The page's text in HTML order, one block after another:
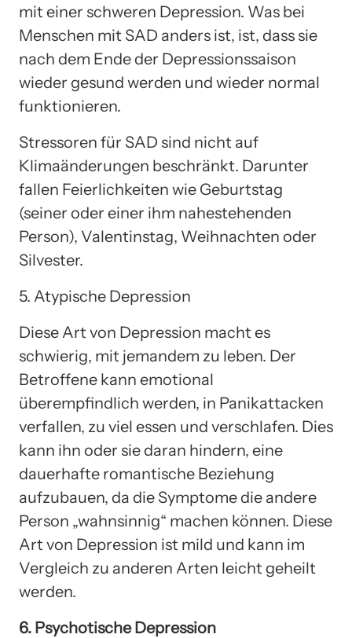
mit einer schweren Depression. Was bei
Menschen mit SAD anders ist, ist, dass sie
nach dem Ende der Depressionssaison
wieder gesund werden und wieder normal
funktionieren.
Stressoren für SAD sind nicht auf
Klimaänderungen beschränkt. Darunter
fallen Feierlichkeiten wie Geburtstag
(seiner oder einer ihm nahestehenden
Person), Valentinstag, Weihnachten oder
Silvester.
5. Atypische Depression
Diese Art von Depression macht es
schwierig, mit jemandem zu leben. Der
Betroffene kann emotional
überempfindlich werden, in Panikattacken
verfallen, zu viel essen und verschlafen. Dies
kann ihn oder sie daran hindern, eine
dauerhafte romantische Beziehung
aufzubauen, da die Symptome die andere
Person „wahnsinnig“ machen können. Diese
Art von Depression ist mild und kann im
Vergleich zu anderen Arten leicht geheilt
werden.
6. Psychotische Depression